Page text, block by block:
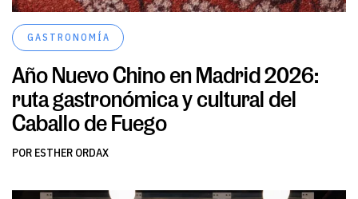
GASTRONOMÍA
Año Nuevo Chino en Madrid 2026:
ruta gastronómica y cultural del
Caballo de Fuego
POR ESTHER ORDAX